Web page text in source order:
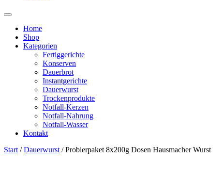
Home
Shop
Kategorien
Fertiggerichte
Konserven
Dauerbrot
Instantgerichte
Dauerwurst
Trockenprodukte
Notfall-Kerzen
Notfall-Nahrung
Notfall-Wasser
Kontakt
Start /Dauerwurst / Probierpaket 8x200g Dosen Hausmacher Wurst